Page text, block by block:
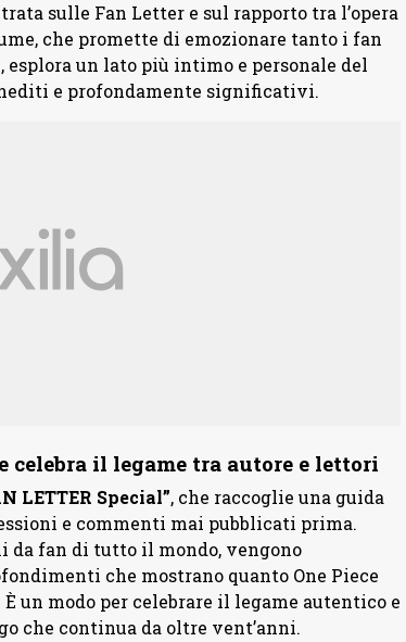
sulle Fan Letter e sul rapporto tra l’opera
che promette di emozionare tanto i fan
un lato più intimo e personale del
e profondamente significativi.
celebra il legame tra autore e lettori
LETTER Special”, che raccoglie una guida
e commenti mai pubblicati prima.
da fan di tutto il mondo, vengono
che mostrano quanto One Piece
un modo per celebrare il legame autentico e
che continua da oltre vent’anni.